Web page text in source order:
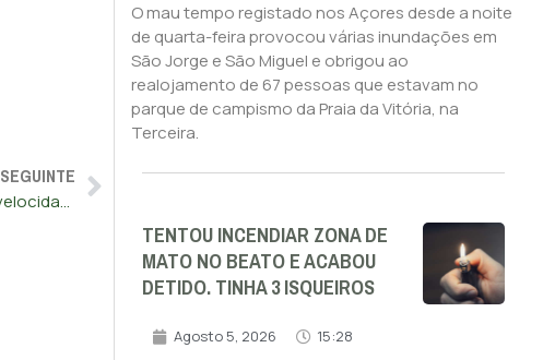
SEGUINTE
GNR inicia hoje operação para fiscalizar excesso de velocidade
O mau tempo registado nos Açores desde a noite
de quarta-feira provocou várias inundações em
São Jorge e São Miguel e obrigou ao
realojamento de 67 pessoas que estavam no
parque de campismo da Praia da Vitória, na
Terceira.
TENTOU INCENDIAR ZONA DE
MATO NO BEATO E ACABOU
DETIDO. TINHA 3 ISQUEIROS
Agosto 5, 2026 15:28